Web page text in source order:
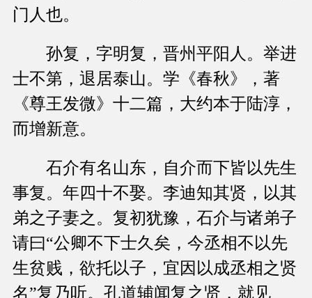
门人也。
孙复，字明复，晋州平阳人。举进
士不第，退居泰山。学《春秋》，著
《尊王发微》十二篇，大约本于陆淳，
而增新意。
石介有名山东，自介而下皆以先生
事复。年四十不娶。李迪知其贤，以其
弟之子妻之。复初犹豫，石介与诸弟子
请曰“公卿不下士久矣，今丞相不以先
生贫贱，欲托以子，宜因以成丞相之贤
名”复乃听。孔道辅闻复之贤，就见